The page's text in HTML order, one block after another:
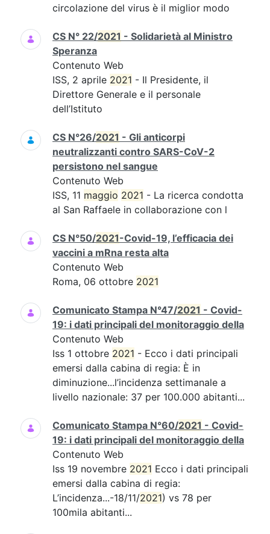
circolazione del virus è il miglior modo
CS N° 22/2021 - Solidarietà al Ministro
Speranza
Contenuto Web
ISS, 2 aprile 2021 - Il Presidente, il
Direttore Generale e il personale
dell’Istituto
CS N°26/2021 - Gli anticorpi
neutralizzanti contro SARS-CoV-2
persistono nel sangue
Contenuto Web
ISS, 11 maggio 2021 - La ricerca condotta
al San Raffaele in collaborazione con l
CS N°50/2021-Covid-19, l’efficacia dei
vaccini a mRna resta alta
Contenuto Web
Roma, 06 ottobre 2021
Comunicato Stampa N°47/2021 - Covid-
19: i dati principali del monitoraggio della
Contenuto Web
Iss 1 ottobre 2021 - Ecco i dati principali
emersi dalla cabina di regia: È in
diminuzione...l’incidenza settimanale a
livello nazionale: 37 per 100.000 abitanti...
Comunicato Stampa N°60/2021 - Covid-
19: i dati principali del monitoraggio della
Contenuto Web
Iss 19 novembre 2021 Ecco i dati principali
emersi dalla cabina di regia:
L’incidenza...-18/11/2021) vs 78 per
100mila abitanti...